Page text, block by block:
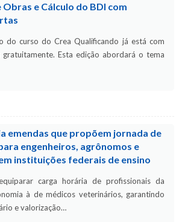
e Cálculo do BDI com
do curso do Crea Qualificando já está com
gratuitamente. Esta edição abordará o tema
emendas que propõem jornada de
engenheiros, agrônomos e
instituições federais de ensino
carga horária de profissionais da
à de médicos veterinários, garantindo
e valorização…